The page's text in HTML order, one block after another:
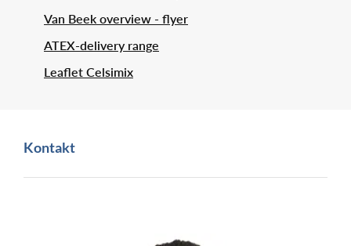
Van Beek overview - flyer
ATEX-delivery range
Leaflet Celsimix
Kontakt